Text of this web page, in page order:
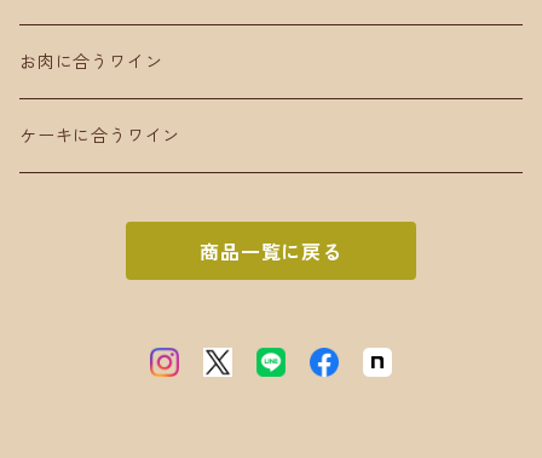
お肉に合うワイン
ケーキに合うワイン
商品一覧に戻る